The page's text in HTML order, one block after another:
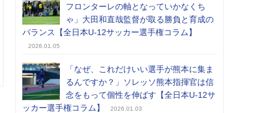
フロンターレの軸となっていかなくち
ゃ」大田和直哉監督が取る勝負と育成の
バランス【全日本U-12サッカー選手権コラム】
2026.01.05
「なぜ、これだけいい選手が熊本に集ま
るんですか？」ソレッソ熊本指揮官は信
念をもって個性を伸ばす【全日本U-12サ
ッカー選手権コラム】
2026.01.03